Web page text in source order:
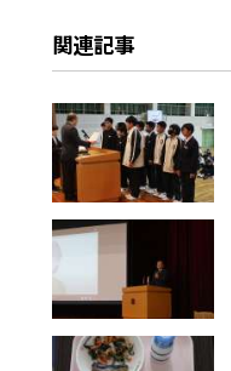
関連記事